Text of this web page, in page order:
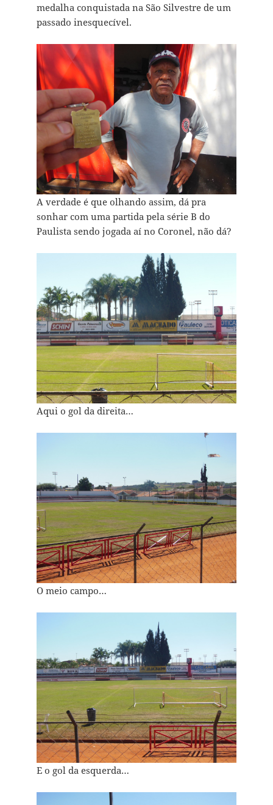
medalha conquistada na São Silvestre de um
passado inesquecível.
A verdade é que olhando assim, dá pra
sonhar com uma partida pela série B do
Paulista sendo jogada aí no Coronel, não dá?
Aqui o gol da direita…
O meio campo…
E o gol da esquerda…